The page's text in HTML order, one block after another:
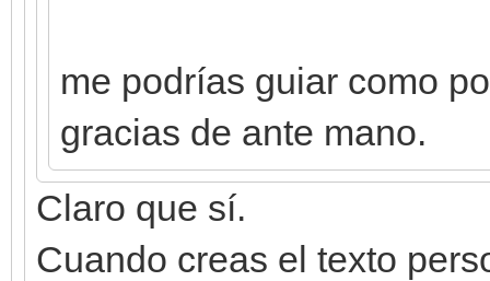
me podrías guiar como
gracias de ante mano.
Claro que sí.
Cuando creas el texto